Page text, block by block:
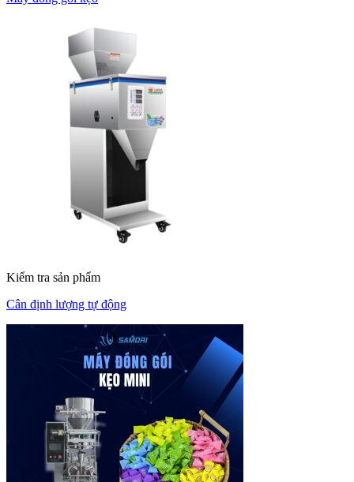
Kiểm tra sản phẩm
Cân định lượng tự động